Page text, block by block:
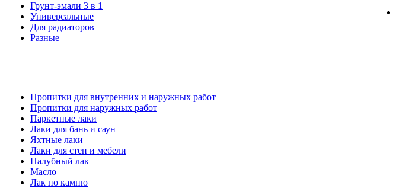
Грунт-эмали 3 в 1
Универсальные
Для радиаторов
Разные
Пропитки для внутренних и наружных работ
Пропитки для наружных работ
Паркетные лаки
Лаки для бань и саун
Яхтные лаки
Лаки для стен и мебели
Палубный лак
Масло
Лак по камню